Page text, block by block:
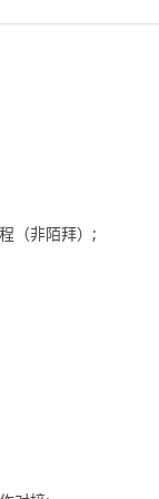
（非陌拜）;